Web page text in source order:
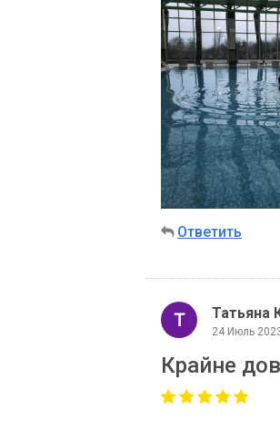
Ответить
Татьяна
24 Июль
Крайне